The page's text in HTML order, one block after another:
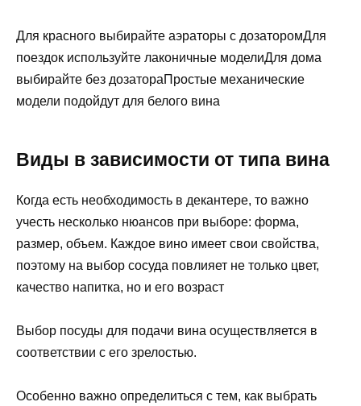
Для красного выбирайте аэраторы с дозаторомДля
поездок используйте лаконичные моделиДля дома
выбирайте без дозатораПростые механические
модели подойдут для белого вина
Виды в зависимости от типа вина
Когда есть необходимость в декантере, то важно
учесть несколько нюансов при выборе: форма,
размер, объем. Каждое вино имеет свои свойства,
поэтому на выбор сосуда повлияет не только цвет,
качество напитка, но и его возраст
Выбор посуды для подачи вина осуществляется в
соответствии с его зрелостью.
Особенно важно определиться с тем, как выбрать